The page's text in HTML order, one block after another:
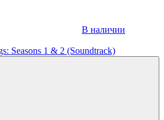
В наличии
Seasons 1 & 2 (Soundtrack)